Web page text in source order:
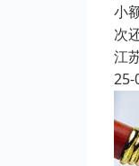
小
次
江
25-